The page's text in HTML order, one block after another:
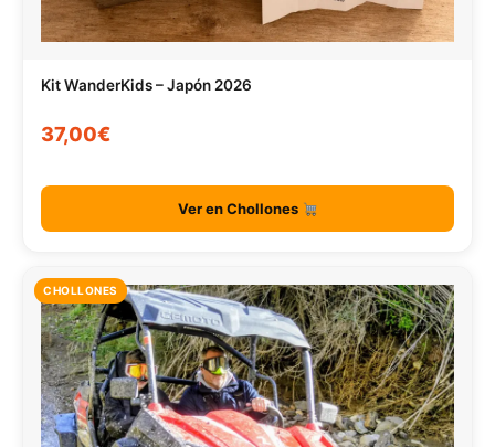
Kit WanderKids – Japón 2026
37,00€
Ver en Chollones
CHOLLONES